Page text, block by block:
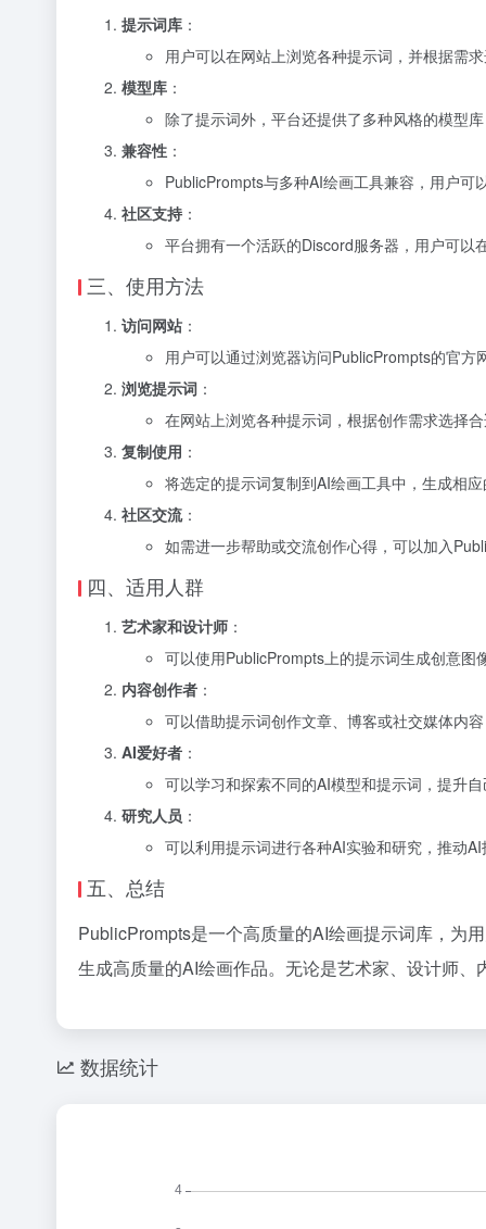
提示词库 ：
用户可以在网站上浏览各种提示词，并根据需
模型库 ：
除了提示词外，平台还提供了多种风格的模型
兼容性 ：
PublicPrompts与多种AI绘画工具兼容，用户
社区支持 ：
平台拥有一个活跃的Discord服务器，用户可以
三、使用方法
访问网站 ：
用户可以通过浏览器访问PublicPrompts的官方
浏览提示词 ：
在网站上浏览各种提示词，根据创作需求选择
复制使用 ：
将选定的提示词复制到AI绘画工具中，生成相
社区交流：
如需进一步帮助或交流创作心得，可以加入
四、适用人群
艺术家和设计师 ：
可以使用PublicPrompts上的提示词生成创意图
内容创作者 ：
可以借助提示词创作文章、博客或社交媒体内
AI爱好者 ：
可以学习和探索不同的AI模型和提示词，提升
研究人员 ：
可以利用提示词进行各种AI实验和研究，推动
五、总结
PublicPrompts是一个高质量的AI绘画提示词库，为
生成高质量的AI绘画作品。无论是艺术家、设计师
数据统计